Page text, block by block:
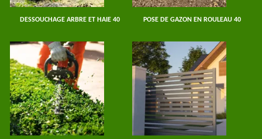
DESSOUCHAGE ARBRE ET HAIE 40 POSE DE GAZON EN ROULEAU 40